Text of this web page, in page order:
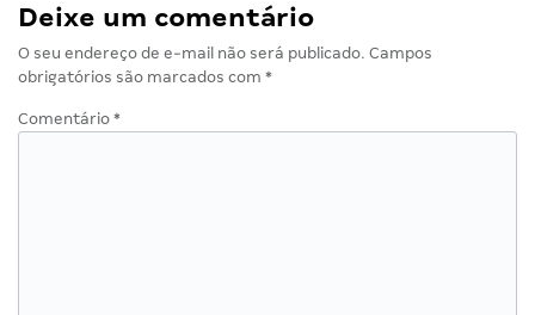
Deixe um comentário
O seu endereço de e-mail não será publicado. Campos
obrigatórios são marcados com *
Comentário *